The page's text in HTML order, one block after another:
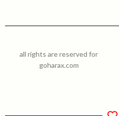
all rights are reserved for
goharax.com